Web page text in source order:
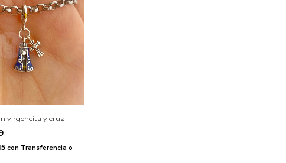
virgencita y cruz
con Transferencia o